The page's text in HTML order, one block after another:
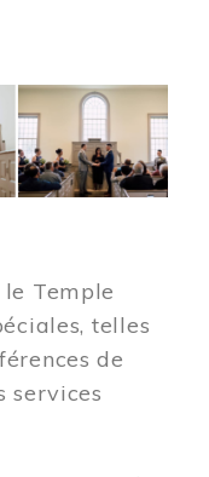
Temple
telles
de
services